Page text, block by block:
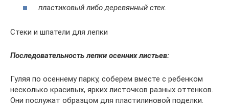
пластиковый либо деревянный стек.
Стеки и шпатели для лепки
Последовательность лепки осенних листьев:
Гуляя по осеннему парку, соберем вместе с ребенком
несколько красивых, ярких листочков разных оттенков.
Они послужат образцом для пластилиновой поделки.